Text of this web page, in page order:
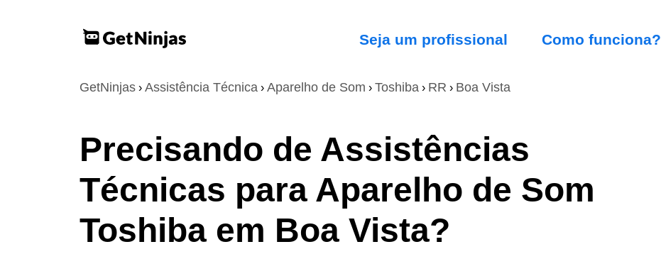
Seja um profissional Como funciona?
GetNinjas › Assistência Técnica › Aparelho de Som › Toshiba › RR › Boa Vista
Precisando de Assistências
Técnicas para Aparelho de Som
Toshiba em Boa Vista?